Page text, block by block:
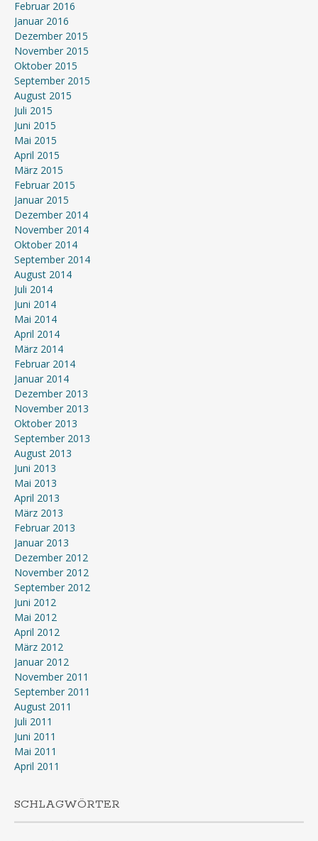
Februar 2016
Januar 2016
Dezember 2015
November 2015
Oktober 2015
September 2015
August 2015
Juli 2015
Juni 2015
Mai 2015
April 2015
März 2015
Februar 2015
Januar 2015
Dezember 2014
November 2014
Oktober 2014
September 2014
August 2014
Juli 2014
Juni 2014
Mai 2014
April 2014
März 2014
Februar 2014
Januar 2014
Dezember 2013
November 2013
Oktober 2013
September 2013
August 2013
Juni 2013
Mai 2013
April 2013
März 2013
Februar 2013
Januar 2013
Dezember 2012
November 2012
September 2012
Juni 2012
Mai 2012
April 2012
März 2012
Januar 2012
November 2011
September 2011
August 2011
Juli 2011
Juni 2011
Mai 2011
April 2011
SCHLAGWÖRTER